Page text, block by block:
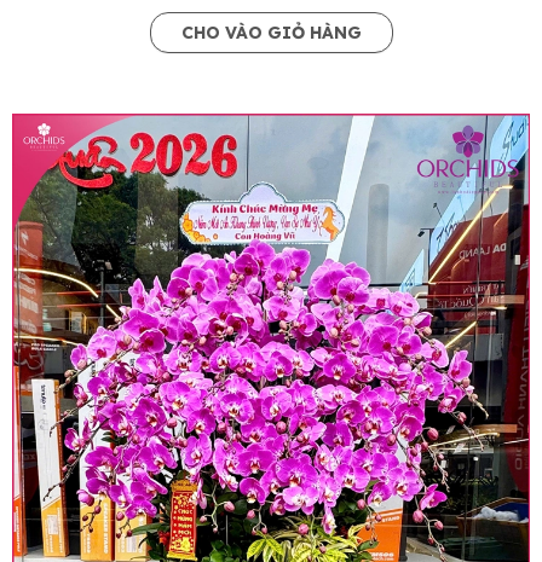
CHO VÀO GIỎ HÀNG